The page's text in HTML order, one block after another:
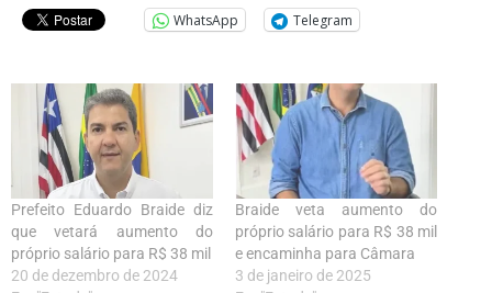
WhatsApp Telegram
Prefeito Eduardo Braide diz
que vetará aumento do
próprio salário para R$ 38 mil
20 de dezembro de 2024
Braide veta aumento do
próprio salário para R$ 38 mil
e encaminha para Câmara
3 de janeiro de 2025